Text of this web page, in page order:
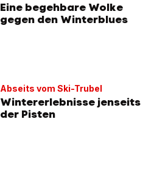
Eine begehbare Wolke
gegen den Winterblues
Abseits vom Ski-Trubel
Wintererlebnisse jenseits
der Pisten